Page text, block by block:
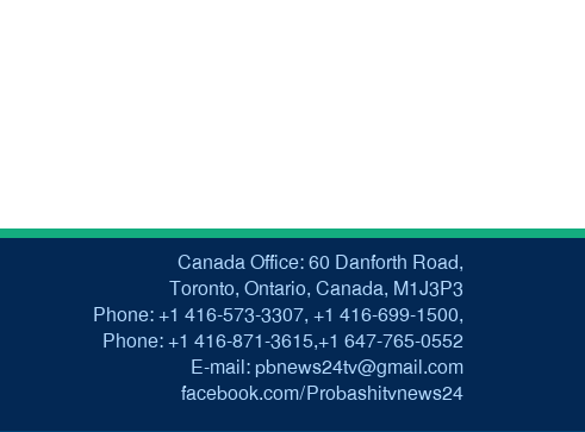
Canada Office: 60 Danforth Road,
Toronto, Ontario, Canada, M1J3P3
Phone: +1 416-573-3307, +1 416-699-1500,
Phone: +1 416-871-3615,+1 647-765-0552
E-mail: pbnews24tv@gmail.com
facebook.com/Probashitvnews24